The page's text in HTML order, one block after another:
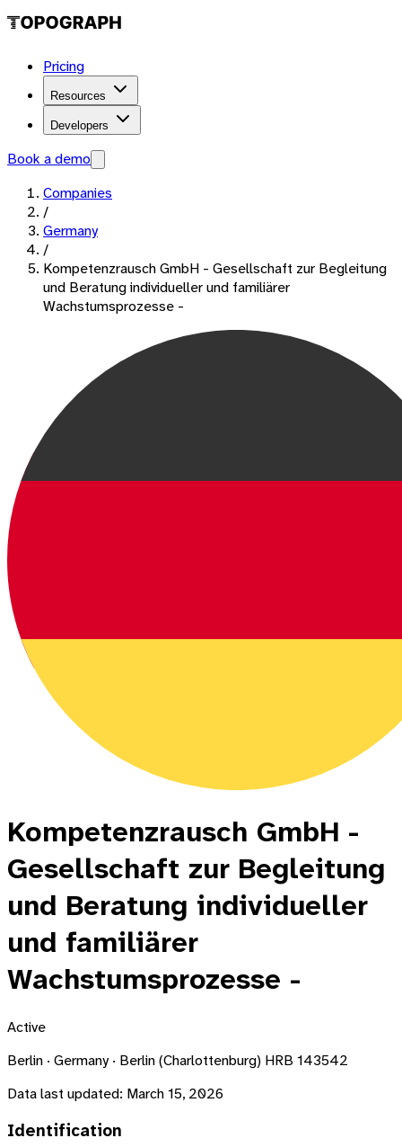
Pricing
Resources
Developers
Book a demo
Companies
/
Germany
/
Kompetenzrausch GmbH - Gesellschaft zur Begleitung
und Beratung individueller und familiärer
Wachstumsprozesse -
Kompetenzrausch GmbH -
Gesellschaft zur Begleitung
und Beratung individueller
und familiärer
Wachstumsprozesse -
Active
Berlin · Germany · Berlin (Charlottenburg) HRB 143542
Data last updated: March 15, 2026
Identification